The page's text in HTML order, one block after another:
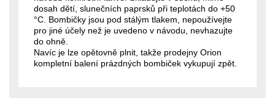
dosah dětí, slunečních paprsků při teplotách do +50
°C. Bombičky jsou pod stálým tlakem, nepoužívejte
pro jiné účely než je uvedeno v návodu, nevhazujte
do ohně.
Navíc je lze opětovně plnit, takže prodejny Orion
kompletní balení prázdných bombiček vykupují zpět.